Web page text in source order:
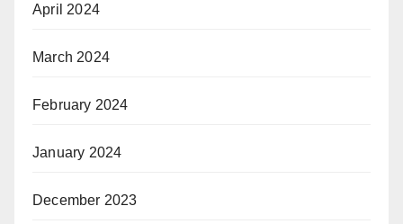
April 2024
March 2024
February 2024
January 2024
December 2023